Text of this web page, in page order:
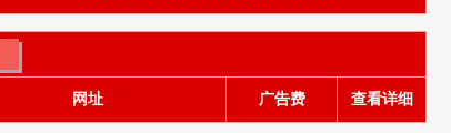
网址 广告费 查看详细